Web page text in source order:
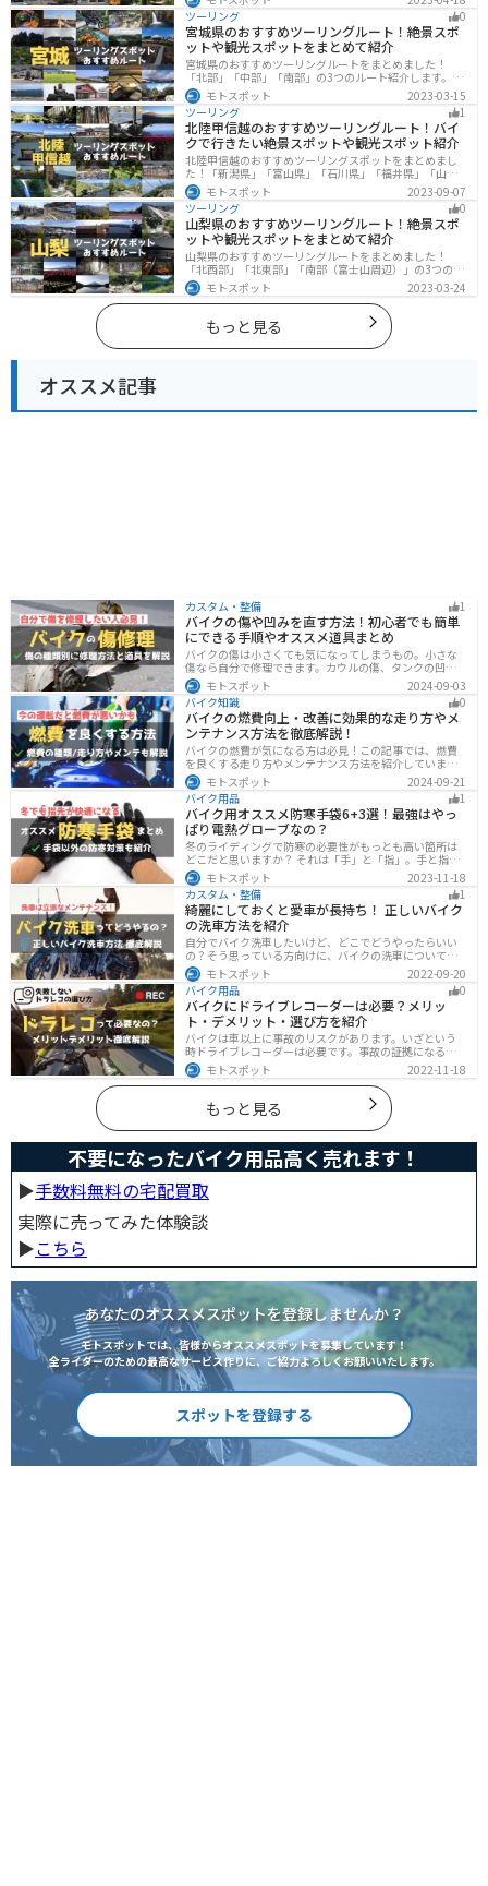
も堪能できるスポットが多数あります。バイクで山形県
にツーリングに行く際は参考にしてください。
ツーリング
0
宮城県のおすすめツーリングルート！絶景スポ
ットや観光スポットをまとめて紹介
宮城県のおすすめツーリングルートをまとめました！
「北部」「中部」「南部」の3つのルート紹介します。キ
ツネ村や広大な山や滝、湖などを歴史や自然を満喫する
ツーリングができます。バイクで宮城県にツーリングに
行く際は参考にしてください。
モトスポット
2023-03-15
ツーリング
1
北陸甲信越のおすすめツーリングルート！バイ
クで行きたい絶景スポットや観光スポット紹介
北陸甲信越のおすすめツーリングスポットをまとめまし
た！「新潟県」「富山県」「石川県」「福井県」「山梨
県」「長野県」の各県の観光地紹介します。自然豊かな
山々や湖、温泉地が点在し、四季折々の景色を楽しめる
スポットが多数あります。バイクで北陸甲信越にツーリ
ングに行く際は参考にしてください。
モトスポット
2023-09-07
ツーリング
0
山梨県のおすすめツーリングルート！絶景スポ
ットや観光スポットをまとめて紹介
山梨県のおすすめツーリングルートをまとめました！
「北西部」「北東部」「南部（富士山周辺）」の3つのル
ート紹介します。富士山を中心に自然豊かな景色や食事
を楽しめるスポットが多数あります。バイクで山梨県に
ツーリングに行く際は参考にしてください。
モトスポット 2023-03-24
もっと見る
オススメ記事
カスタム・整備 1
バイクの傷や凹みを直す方法！初心者でも簡単
にできる手順やオススメ道具まとめ
バイクの傷は小さくても気になってしまうもの。小さな
傷なら自分で修理できます。カウルの傷、タンクの凹
み、サビ、樹脂の劣化、ホイールの傷などあらゆる傷の
修理方法をまとめました。自分でバイクの傷を直したい
と思っている人は参考にしてください。
モトスポット
2024-09-03
バイク知識
0
バイクの燃費向上・改善に効果的な走り方やメ
ンテナンス方法を徹底解説！
バイクの燃費が気になる方は必見！この記事では、燃費
を良くする走り方やメンテナンス方法を紹介していま
す。実は、車体そのものや荷物を軽くすることで、燃費
の向上が可能です。この記事を読めば、燃費を改善する
具体的な方法がわかります。
モトスポット
2024-09-21
バイク用品
1
バイク用オススメ防寒手袋6+3選！最強はやっ
ぱり電熱グローブなの？
冬のライディングで防寒の必要性がもっとも高い箇所は
どこだと思いますか？ それは「手」と「指」。手と指が
冷えてしまうと、防寒ジャケットをいくら着込んでも寒
さから逃れることはできません。そんな防寒の要となる
オススメ防寒手袋を紹介します。
モトスポット
2023-11-18
カスタム・整備
1
綺麗にしておくと愛車が長持ち！ 正しいバイク
の洗車方法を紹介
自分でバイク洗車したいけど、どこでどうやったらいい
の？そう思っている方向けに、バイクの洗車について徹
底的にまとめました。バイク洗車ができる場所から洗車
手順まで全て解説します。正しい洗車方法は身につける
ことでバイクのメンテナンスにもなります。
モトスポット
2022-09-20
バイク用品
0
バイクにドライブレコーダーは必要？メリッ
ト・デメリット・選び方を紹介
バイクは車以上に事故のリスクがあります。いざという
時ドライブレコーダーは必要です。事故の証拠になるの
はもちろん、ツーリングの記録など多数のメリットがあ
ります。ドライブレコーダーのメリットデメリット、選
び方についてまとめました。付けようか悩んでいる人は
参考にしてください。
モトスポット 2022-11-18
もっと見る
不要になったバイク用品高く売れます！
▶︎手数料無料の宅配買取
実際に売ってみた体験談
▶︎こちら
あなたのオススメスポットを登録しませんか？
モトスポットでは、皆様からオススメスポットを募集しています！
全ライダーのための最高なサービス作りに、ご協力よろしくお願いいたします。
スポットを登録する